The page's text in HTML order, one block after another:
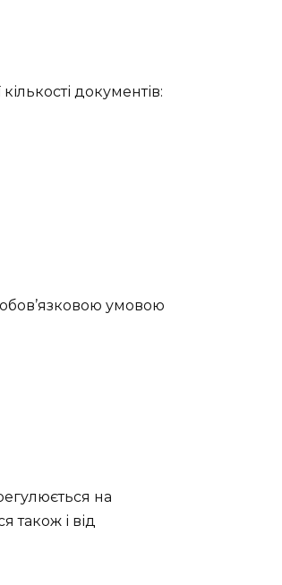
документів:
умовою
на
також і від